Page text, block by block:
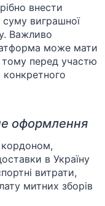
внести
виграшної
Важливо
може мати
тому перед участю
оформлення
в Україну
витрати,
митних зборів